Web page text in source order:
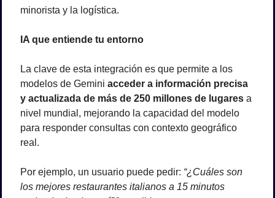
minorista y la logística.
IA que entiende tu entorno
La clave de esta integración es que permite a los
modelos de Gemini acceder a información precisa
y actualizada de más de 250 millones de lugares a
nivel mundial, mejorando la capacidad del modelo
para responder consultas con contexto geográfico
real.
Por ejemplo, un usuario puede pedir: “¿Cuáles son
los mejores restaurantes italianos a 15 minutos